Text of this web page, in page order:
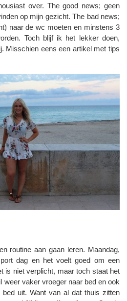
over. The good news; geen
op mijn gezicht. The bad news;
naar de wc moeten en minstens 3
Toch blijf ik het lekker doen,
Misschien eens een artikel met tips
routine aan gaan leren. Maandag,
dag en het voelt goed om een
is niet verplicht, maar toch staat het
weer vaker vroeger naar bed en ook
uit. Want van al dat thuis zitten